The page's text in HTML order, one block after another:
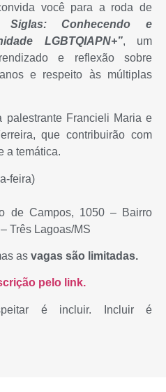
você para a roda de
Siglas: Conhecendo e
LGBTQIAPN+”, um
e reflexão sobre
e respeito às múltiplas
palestrante Francieli Maria e
que contribuirão com
a temática.
feira)
de Campos, 1050 – Bairro
Três Lagoas/MS
as vagas são limitadas.
pelo link.
é incluir. Incluir é